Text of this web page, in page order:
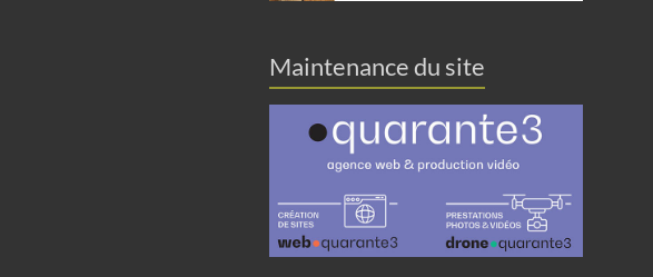
Maintenance du site